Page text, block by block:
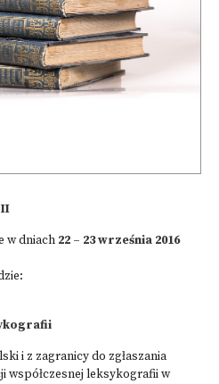
w dniach 22 – 23 września 2016
i z zagranicy do zgłaszania
współczesnej leksykografii w